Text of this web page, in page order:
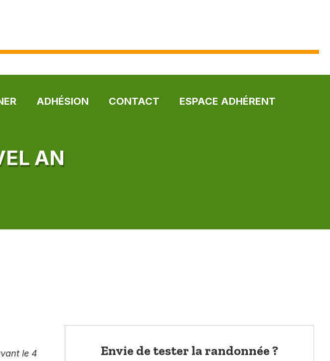
ADHÉSION CONTACT ESPACE ADHÉRENT
AN
le 4
Envie de tester la randonnée ?